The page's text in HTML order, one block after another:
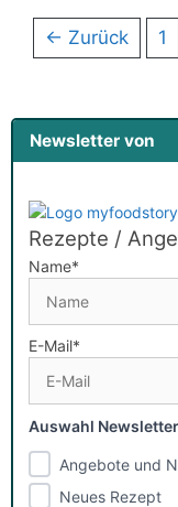
← Zurück 1
Newsletter von
Rezepte /
Name*
E-Mail*
Auswahl
Angebote und
Neues Rezept